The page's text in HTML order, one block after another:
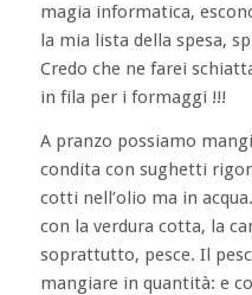
magia informatica,
la mia lista della spesa,
Credo che ne farei
in fila per i formaggi !!!
A pranzo possiamo
condita con sughetti
cotti nell’olio ma in
con la verdura cotta, la
soprattutto, pesce. Il
mangiare in quantità: e